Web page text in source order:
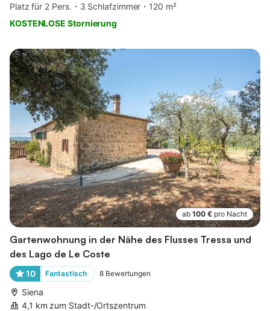
Platz für 2 Pers.
3 Schlafzimmer
120 m²
KOSTENLOSE Stornierung
ab 100 € pro Nacht
Gartenwohnung in der Nähe des Flusses Tressa und
des Lago de Le Coste
10 Fantastisch 8 Bewertungen
Siena
4,1 km zum Stadt-/Ortszentrum